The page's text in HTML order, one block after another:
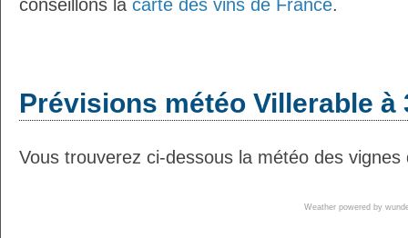
conseillons la carte des vins de France.
Prévisions météo Villerable à
Vous trouverez ci-dessous la météo des
Weather powered by